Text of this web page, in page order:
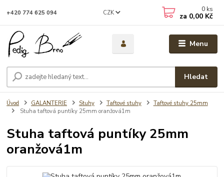
Menu
CZK
Hledat
+420 774 625 094 0 ks
za 0,00 Kč
Úvod GALANTERIE Stuhy Taftové stuhy
Taftové stuhy 25mm
Stuha taftová puntíky 25mm oranžová1m
Stuha taftová puntíky 25mm
oranžová1m